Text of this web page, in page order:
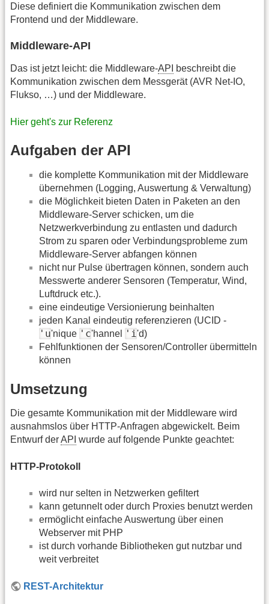
Diese definiert die Kommunikation zwischen dem
Frontend und der Middleware.
Middleware-API
Das ist jetzt leicht: die Middleware-API
beschreibt die
Kommunikation zwischen dem Messgerät (AVR Net-IO,
Flukso, …) und der Middleware.
Hier geht's zur Referenz
Aufgaben der API
die komplette Kommunikation mit der Middleware
übernehmen (Logging, Auswertung & Verwaltung)
die Möglichkeit bieten Daten in Paketen an den
Middleware-Server schicken, um die
Netzwerkverbindung zu entlasten und dadurch
Strom zu sparen oder Verbindungsprobleme zum
Middleware-Server abfangen können
nicht nur Pulse übertragen können, sondern auch
Messwerte anderer Sensoren (Temperatur, Wind,
Luftdruck etc.).
eine eindeutige Versionierung beinhalten
jeden Kanal eindeutig referenzieren (UCID -
'u'nique 'c'hannel 'i'd)
Fehlfunktionen der Sensoren/Controller übermitteln
können
Umsetzung
Die gesamte Kommunikation mit der Middleware wird
ausnahmslos über HTTP-Anfragen abgewickelt. Beim
Entwurf derAPI wurde auf folgende Punkte geachtet:
HTTP-Protokoll
wird nur selten in Netzwerken gefiltert
kann getunnelt oder durch Proxies benutzt werden
ermöglicht einfache Auswertung über einen
Webserver mit PHP
ist durch vorhande Bibliotheken gut nutzbar und
weit verbreitet
REST-Architektur